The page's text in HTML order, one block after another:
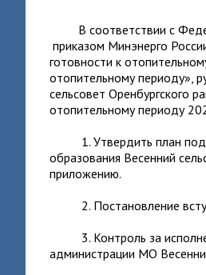
В соответствии с
приказом Минэнерго
готовности к
отопительному периоду»,
сельсовет Оренбургского
отопительному периоду
1. Утвердить план
образования Весенний
приложению.
2. Постановление
3. Контроль за
администрации МО